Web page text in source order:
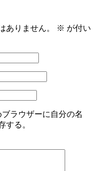
ありません。 ※ が付い
ラウザーに自分の名
する。